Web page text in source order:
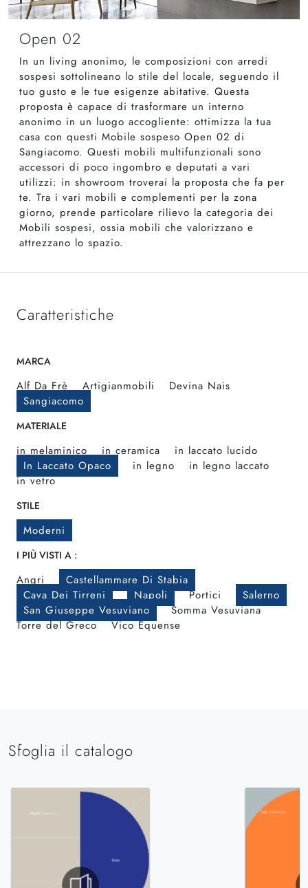
Open 02
In un living anonimo, le composizioni con arredi
sospesi sottolineano lo stile del locale, seguendo il
tuo gusto e le tue esigenze abitative. Questa
proposta è capace di trasformare un interno
anonimo in un luogo accogliente: ottimizza la tua
casa con questi Mobile sospeso Open 02 di
Sangiacomo. Questi mobili multifunzionali sono
accessori di poco ingombro e deputati a vari
utilizzi: in showroom troverai la proposta che fa per
te. Tra i vari mobili e complementi per la zona
giorno, prende particolare rilievo la categoria dei
Mobili sospesi, ossia mobili che valorizzano e
attrezzano lo spazio.
Caratteristiche
MARCA
Alf Da Frè Artigianmobili
Devina Nais
Sangiacomo
MATERIALE
in melaminico in ceramica
in laccato lucido
In Laccato Opaco
in legno
in legno laccato
in vetro
STILE
Moderni
I PIÙ VISTI A :
Angri
Castellammare Di Stabia
Cava Dei Tirreni
Napoli Portici
Salerno
San Giuseppe Vesuviano
Somma Vesuviana
Torre del Greco
Vico Equense
Sfoglia il catalogo